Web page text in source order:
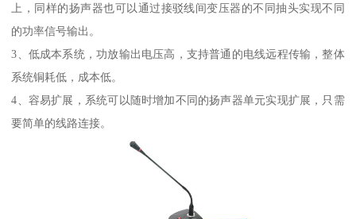
上，同样的扬声器也可以通过接驳线间变压器的不同抽头实现不同
的功率信号输出。
3、低成本系统，功放输出电压高，支持普通的电线远程传输，整体
系统铜耗低，成本低。
4、容易扩展，系统可以随时增加不同的扬声器单元实现扩展，只需
要简单的线路连接。